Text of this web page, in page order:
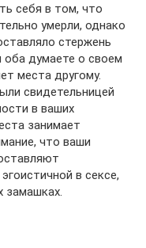
себя в том, что
умерли, однако
стержень
думаете о своем
места другому.
свидетельницей
в ваших
занимает
что ваши
в сексе,
замашках.